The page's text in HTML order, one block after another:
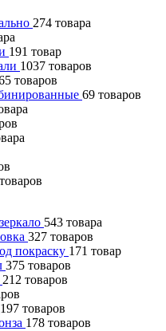
274 товара
191 товар
1037 товаров
товаров
69 товаров
товаров
543 товара
327 товаров
покраску 171 товар
375 товаров
212 товаров
197 товаров
178 товаров